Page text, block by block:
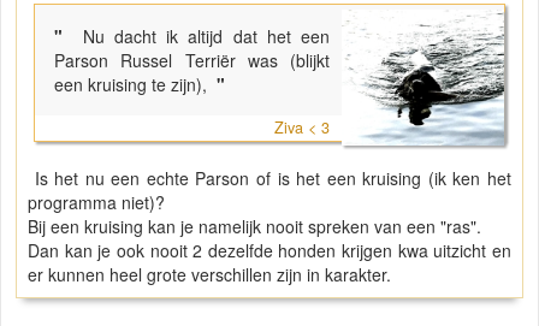
"
Nu dacht ik altijd dat het een
Parson Russel Terriër was (blijkt
een kruising te zijn), "
Ziva < 3
Is het nu een echte Parson of is het een kruising (ik ken het
programma niet)?
Bij een kruising kan je namelijk nooit spreken van een "ras".
Dan kan je ook nooit 2 dezelfde honden krijgen kwa uitzicht en
er kunnen heel grote verschillen zijn in karakter.